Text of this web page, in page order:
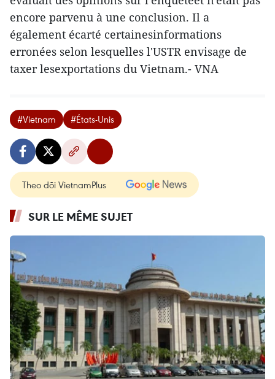
encore parvenu à une conclusion. Il a
également écarté certainesinformations
erronées selon lesquelles l'USTR envisage de
taxer lesexportations du Vietnam.- VNA
#Vietnam #États-Unis
Theo dõi VietnamPlus
SUR LE MÊME SUJET